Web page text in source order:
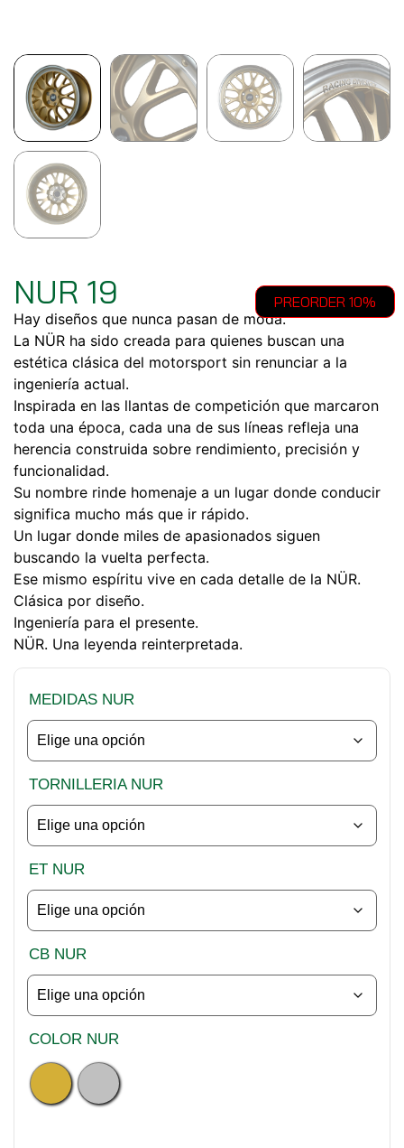
NUR 19
PREORDER 10%
Hay diseños que nunca pasan de moda.
La NÜR ha sido creada para quienes buscan una
estética clásica del motorsport sin renunciar a la
ingeniería actual.
Inspirada en las llantas de competición que marcaron
toda una época, cada una de sus líneas refleja una
herencia construida sobre rendimiento, precisión y
funcionalidad.
Su nombre rinde homenaje a un lugar donde conducir
significa mucho más que ir rápido.
Un lugar donde miles de apasionados siguen
buscando la vuelta perfecta.
Ese mismo espíritu vive en cada detalle de la NÜR.
Clásica por diseño.
Ingeniería para el presente.
NÜR. Una leyenda reinterpretada.
MEDIDAS NUR
TORNILLERIA NUR
ET NUR
CB NUR
COLOR NUR